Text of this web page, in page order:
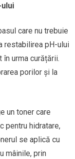
care nu trebuie
restabilirea pH-ului
urma curățării.
porilor și la
un toner care
pentru hidratare,
se aplică cu
mâinile, prin